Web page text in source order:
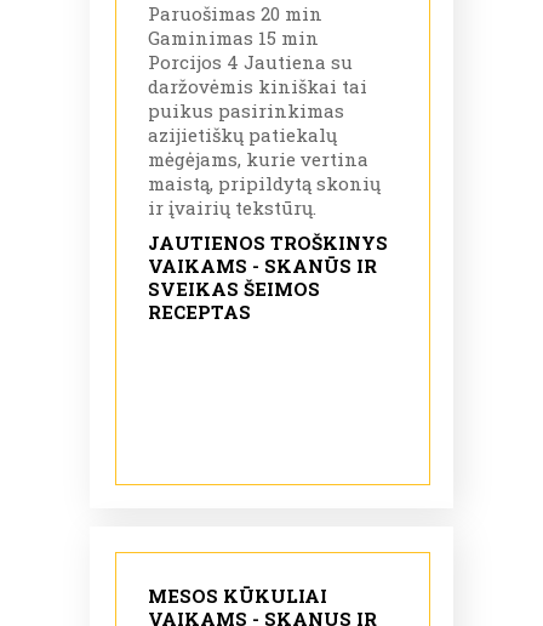
Paruošimas 20 min
Gaminimas 15 min
Porcijos 4 Jautiena su
daržovėmis kiniškai tai
puikus pasirinkimas
azijietiškų patiekalų
mėgėjams, kurie vertina
maistą, pripildytą skonių
ir įvairių tekstūrų.
JAUTIENOS TROŠKINYS
VAIKAMS - SKANŪS IR
SVEIKAS ŠEIMOS
RECEPTAS
MESOS KŪKULIAI
VAIKAMS - SKANUS IR